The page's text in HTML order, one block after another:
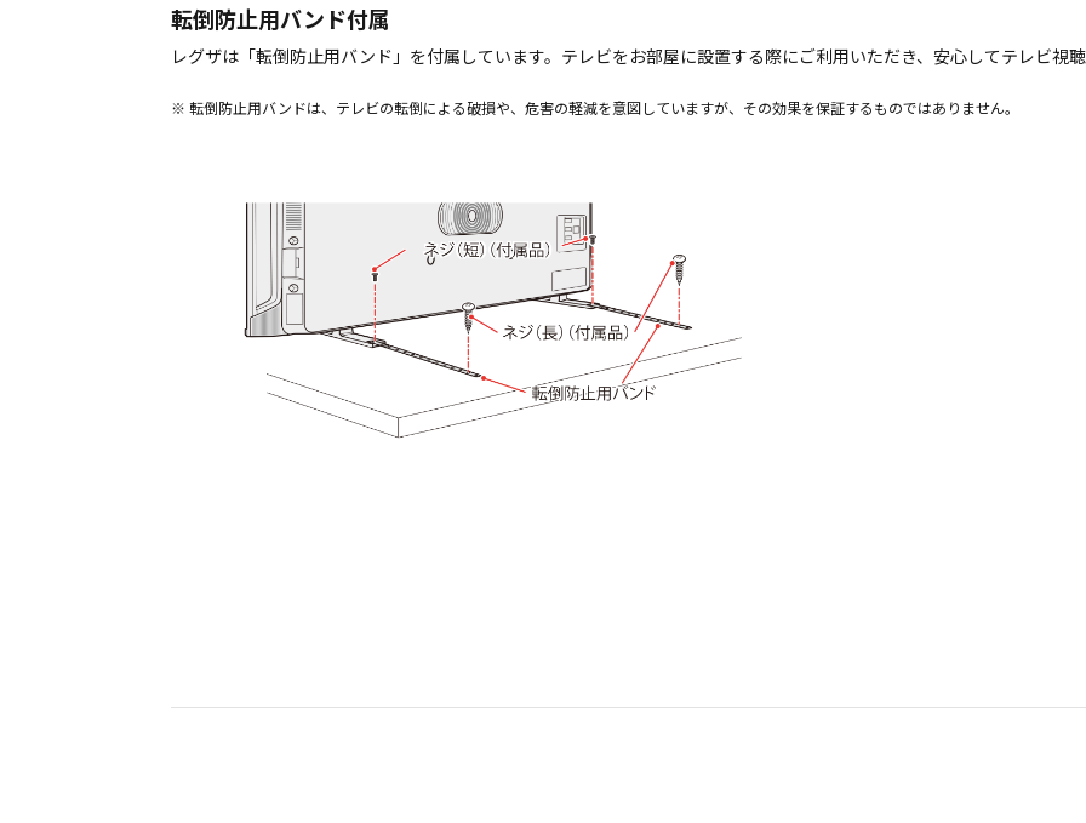
転倒防止用バンド付属
レグザは「転倒防止用バンド」を付属しています。テレビをお部屋に設置する際にご利用いただき、安心してテレビ視
※ 転倒防止用バンドは、テレビの転倒による破損や、危害の軽減を意図していますが、その効果を保証するものではありません。